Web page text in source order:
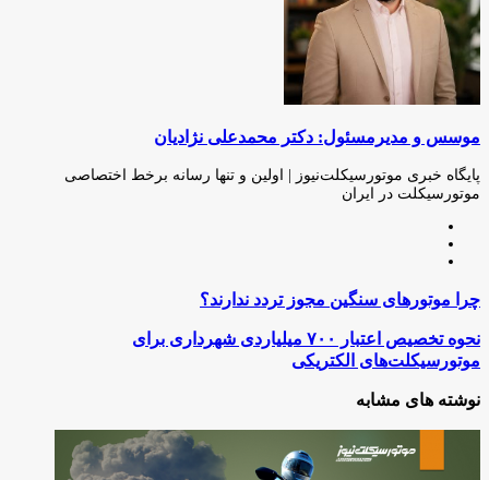
موسس و مدیرمسئول: دکتر محمدعلی نژادیان
پایگاه خبری موتورسیکلت‌نیوز | اولین و تنها رسانه برخط اختصاصی
موتورسیکلت در ایران
چرا
موتورهای
سنگین
مجوز
تردد
چرا موتورهای سنگین مجوز تردد ندارند؟
نحوه
تخصیص
اعتبار
۷۰۰
میلیاردی
شهرداری
موتورسیکلت‌های
نحوه تخصیص اعتبار ۷۰۰ میلیاردی شهرداری برای
موتورسیکلت‌های الکتریکی
نوشته های مشابه